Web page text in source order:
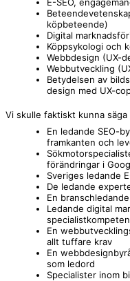
köpbeteende)
Digital
Köppsykologi och
Webbdesign (UX-
Webbutveckling
Betydelsen av
design med UX-
Vi skulle faktiskt kunna
En ledande SEO-
framkanten och
förändringar i
Sveriges ledande
De ledande
En
Ledande digital
En
allt tuffare krav
En
som ledord
Specialister inom